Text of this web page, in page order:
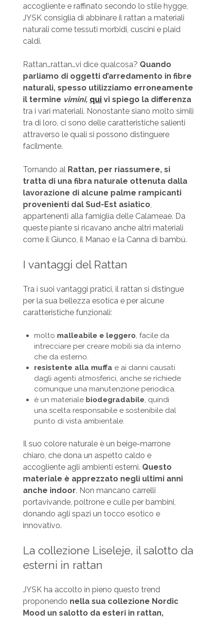
accogliente e raffinato secondo lo stile hygge,
JYSK consiglia di abbinare il rattan a materiali
naturali come tessuti morbidi, cuscini e plaid
caldi.
Rattan…rattan…vi dice qualcosa? Quando
parliamo di oggetti d’arredamento in fibre
naturali, spesso utilizziamo erroneamente
il termine vimini, quivi spiego la differenza
tra i vari materiali. Nonostante siano molto simili
tra di loro, ci sono delle caratteristiche salienti
attraverso le quali si possono distinguere
facilmente.
Tornando alRattan, per riassumere, si
tratta di una fibra naturale ottenuta dalla
lavorazione di alcune palme rampicanti
provenienti dal Sud-Est asiatico,
appartenenti alla famiglia delle Calameae. Da
queste piante si ricavano anche altri materiali
come il Giunco, il Manao e la Canna di bambù.
I vantaggi del Rattan
Tra i suoi vantaggi pratici, il rattan si distingue
per la sua bellezza esotica e per alcune
caratteristiche funzionali:
molto malleabile e leggero, facile da
intrecciare per creare mobili sia da interno
che da esterno.
resistente alla muffa e ai danni causati
dagli agenti atmosferici, anche se richiede
comunque una manutenzione periodica.
è un materiale biodegradabile, quindi
una scelta responsabile e sostenibile dal
punto di vista ambientale.
Il suo colore naturale è un beige-marrone
chiaro, che dona un aspetto caldo e
accogliente agli ambienti esterni. Questo
materiale è apprezzato negli ultimi anni
anche indoor. Non mancano carrelli
portavivande, poltrone e culle per bambini,
donando agli spazi un tocco esotico e
innovativo.
La collezione Liseleje, il salotto da
esterni in rattan
JYSK ha accolto in pieno questo trend
proponendo nella sua collezione Nordic
Mood un salotto da esteri in rattan,